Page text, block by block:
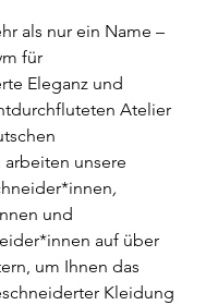
als nur ein Name –
für
Eleganz und
Atelier
unsere
,
und
auf über
um Ihnen das
Kleidung